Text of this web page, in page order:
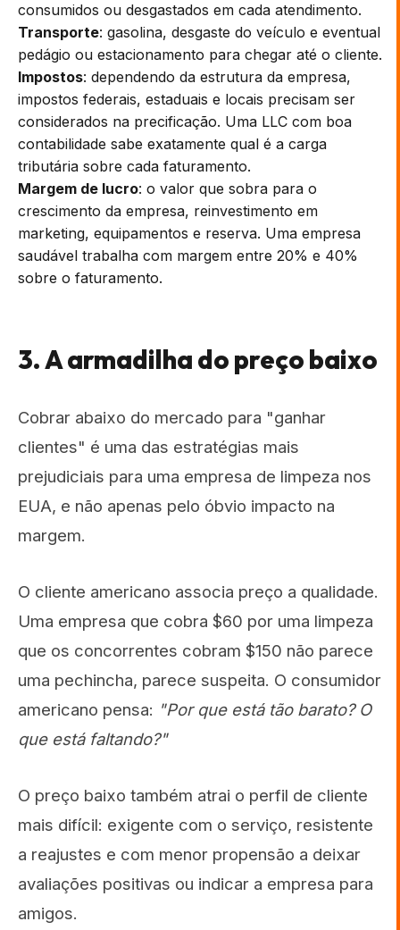
consumidos ou desgastados em cada atendimento.
Transporte: gasolina, desgaste do veículo e eventual
pedágio ou estacionamento para chegar até o cliente.
Impostos: dependendo da estrutura da empresa,
impostos federais, estaduais e locais precisam ser
considerados na precificação. Uma LLC com boa
contabilidade sabe exatamente qual é a carga
tributária sobre cada faturamento.
Margem de lucro: o valor que sobra para o
crescimento da empresa, reinvestimento em
marketing, equipamentos e reserva. Uma empresa
saudável trabalha com margem entre 20% e 40%
sobre o faturamento.
3. A armadilha do preço baixo
Cobrar abaixo do mercado para "ganhar
clientes" é uma das estratégias mais
prejudiciais para uma empresa de limpeza nos
EUA, e não apenas pelo óbvio impacto na
margem.
O cliente americano associa preço a qualidade.
Uma empresa que cobra $60 por uma limpeza
que os concorrentes cobram $150 não parece
uma pechincha, parece suspeita. O consumidor
americano pensa: "Por que está tão barato? O
que está faltando?"
O preço baixo também atrai o perfil de cliente
mais difícil: exigente com o serviço, resistente
a reajustes e com menor propensão a deixar
avaliações positivas ou indicar a empresa para
amigos.